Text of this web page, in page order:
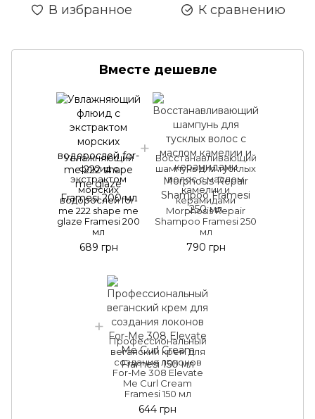
В избранное К сравнению
Вместе дешевле
Увлажняющий
флюид с
экстрактом
морских
водорослей for-
me 222 shape me
glaze Framesi 200
мл
689 грн
Восстанавливающий
шампунь для тусклых
волос с маслом
камелии и
керамидами
Morphosis Repair
Shampoo Framesi 250
мл
790 грн
Профессиональный
веганский крем для
создания локонов
For-Me 308 Elevate
Me Curl Cream
Framesi 150 мл
644 грн